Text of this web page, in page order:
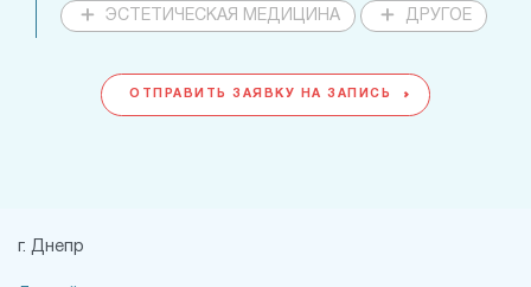
ЭСТЕТИЧЕСКАЯ МЕДИЦИНА ДРУГОЕ
ОТПРАВИТЬ ЗАЯВКУ НА ЗАПИСЬ
г. Днепр